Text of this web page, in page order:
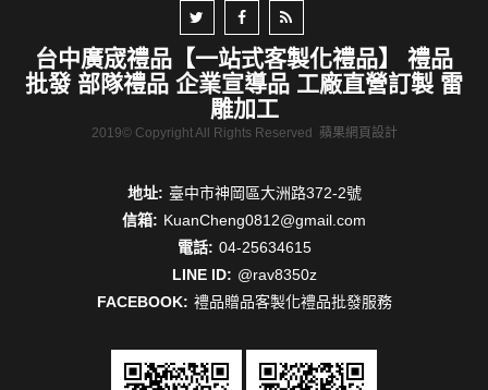
台中廣宬禮品【一站式客製化禮品】 禮品
批發 部隊禮品 企業宣導品 工廠直營訂製 雷
雕加工
2019© Copyright All Rights Reserved 蘋果網頁設計
地址: 臺中市神岡區大洲路372-2號
信箱: KuanCheng0812@gmail.com
電話: 04-25634615
LINE ID: @rav8350z
FACEBOOK: 禮品贈品客製化禮品批發服務